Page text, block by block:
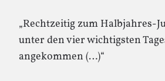
„Rechtzeitig zum Halbjahres-
unter den vier wichtigsten
angekommen (…)“